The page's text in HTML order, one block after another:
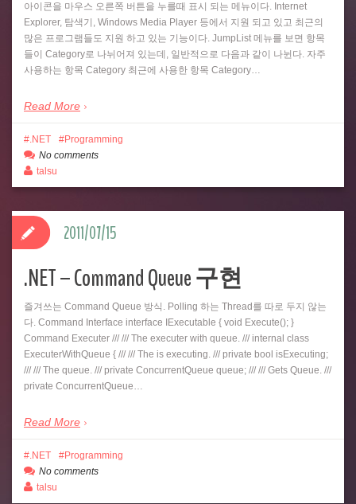
아이콘을 마우스 오른쪽 버튼을 누를때 표시 되는 메뉴이다. Internet
Explorer, 탐색기, Windows Media Player 등에서 지원 되고 있고 최근의
많은 프로그램들도 지원 하고 있는 기능이다. JumpList 메뉴를 보면 항목
들이 Category로 나뉘어져 있는데, 일반적으로 다음과 같이 나뉜다. 자주
사용하는 항목 Category 최근에 사용한 항목 Category…
Read More
.NET
Programming
No comments
talsu
.NET – Command Queue 구현
즐겨쓰는 Command Queue 방식. Polling 하는 Thread를 따로 두지 않는
다. Command Interface interface IExecutable { void Execute(); }
Command Executer /// /// The executer with queue. /// internal class
ExecuterWithQueue { /// /// The is executing. /// private bool isExecuting;
/// /// The queue. /// private ConcurrentQueue queue; /// /// Gets Queue. ///
private ConcurrentQueue…
Read More
2011/07/15
.NET
Programming
No comments
talsu